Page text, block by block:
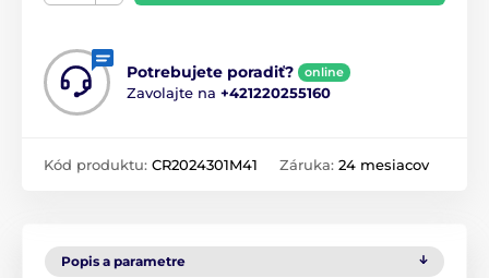
Potrebujete poradiť? online
Zavolajte na +421220255160
Kód produktu: CR2024301M41 Záruka: 24 mesiacov
Popis a parametre